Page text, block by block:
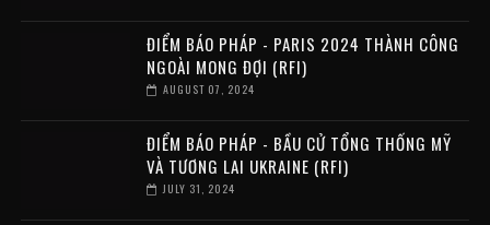
ĐIỂM BÁO PHÁP - PARIS 2024 THÀNH CÔNG
NGOÀI MONG ĐỢI (RFI)
AUGUST 07, 2024
ĐIỂM BÁO PHÁP - BẦU CỬ TỔNG THỐNG MỸ
VÀ TƯƠNG LAI UKRAINE (RFI)
JULY 31, 2024